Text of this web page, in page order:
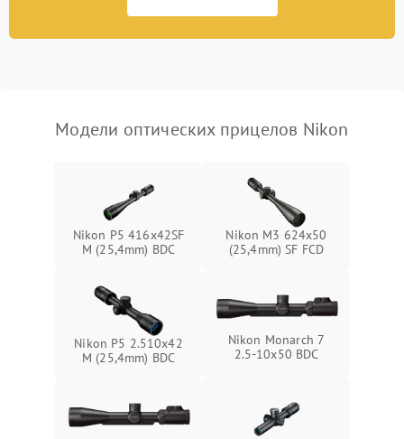
защиты от перегрева
Модели оптических прицелов Nikon
Nikon P5 416x42SF
M (25,4mm) BDC
Nikon M3 624x50
(25,4mm) SF FCD
Nikon P5 2.510x42
M (25,4mm) BDC
Nikon Monarch 7
2.5-10x50 BDC